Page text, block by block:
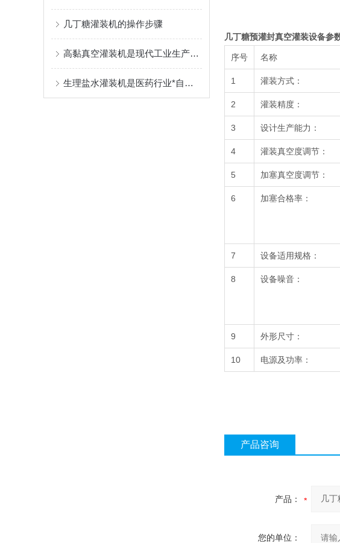
几丁糖灌装机的操作步骤
高黏真空灌装机是现代工业生产中的重要设备
生理盐水灌装机是医药行业*自动化设备
几丁糖预灌封真空灌装设备参
序号 名称
1 灌装方式：
2 灌装精度：
3 设计生产能力：
4 灌装真空度调节：
5 加塞真空度调节：
6 加塞合格率：
7 设备适用规格：
8 设备噪音：
9 外形尺寸：
10 电源及功率：
产品咨询
产品：
您的单位：